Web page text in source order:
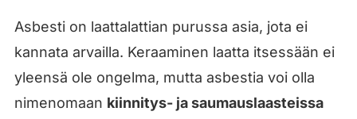
Asbesti on laattalattian purussa asia, jota ei
kannata arvailla. Keraaminen laatta itsessään ei
yleensä ole ongelma, mutta asbestia voi olla
nimenomaan kiinnitys- ja saumauslaasteissa